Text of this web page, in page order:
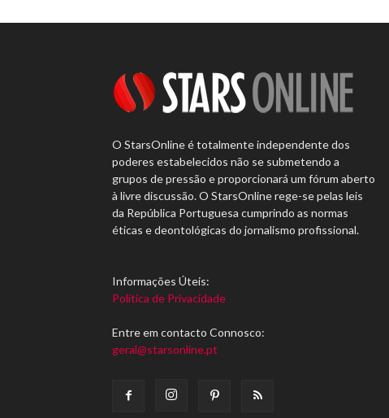
O StarsOnline é totalmente independente dos
poderes estabelecidos não se submetendo a
grupos de pressão e proporcionará um fórum aberto
à livre discussão. O StarsOnline rege-se pelas leis
da República Portuguesa cumprindo as normas
éticas e deontológicas do jornalismo profissional.
Informações Úteis:
Política de Privacidade
Entre em contacto Connosco:
geral@starsonline.pt